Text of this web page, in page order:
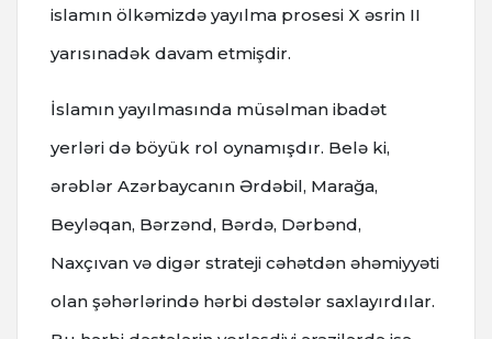
islamın ölkəmizdə yayılma prosesi X əsrin II
yarısınadək davam etmişdir.
İslamın yayılmasında müsəlman ibadət
yerləri də böyük rol oynamışdır. Belə ki,
ərəblər Azərbaycanın Ərdəbil, Marağa,
Beyləqan, Bərzənd, Bərdə, Dərbənd,
Naxçıvan və digər strateji cəhətdən əhəmiyyəti
olan şəhərlərində hərbi dəstələr saxlayırdılar.